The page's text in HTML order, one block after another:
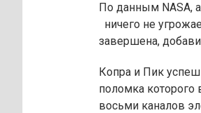
По данным NASA,
ничего не
завершена,
Копра и Пик
поломка которого
восьми каналов